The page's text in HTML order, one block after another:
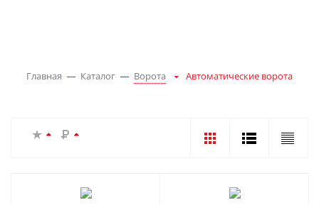
Главная Каталог Ворота Автоматические ворота